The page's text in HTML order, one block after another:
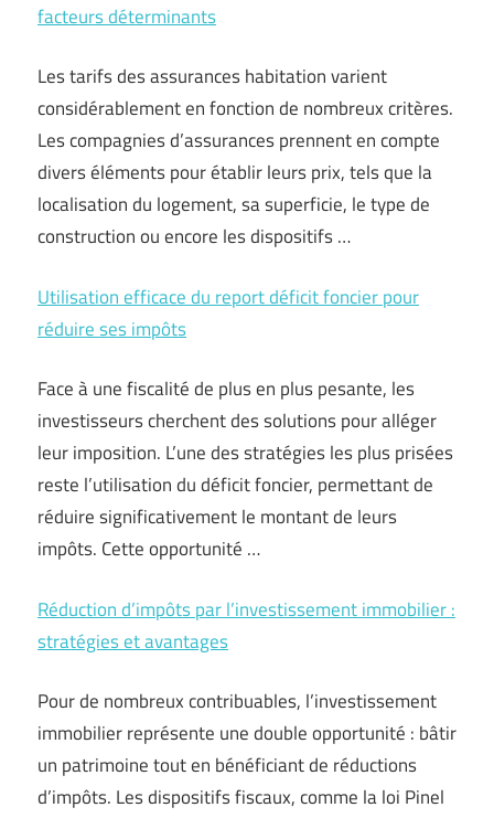
facteurs déterminants
Les tarifs des assurances habitation varient
considérablement en fonction de nombreux critères.
Les compagnies d’assurances prennent en compte
divers éléments pour établir leurs prix, tels que la
localisation du logement, sa superficie, le type de
construction ou encore les dispositifs …
Utilisation efficace du report déficit foncier pour
réduire ses impôts
Face à une fiscalité de plus en plus pesante, les
investisseurs cherchent des solutions pour alléger
leur imposition. L’une des stratégies les plus prisées
reste l’utilisation du déficit foncier, permettant de
réduire significativement le montant de leurs
impôts. Cette opportunité …
Réduction d’impôts par l’investissement immobilier :
stratégies et avantages
Pour de nombreux contribuables, l’investissement
immobilier représente une double opportunité : bâtir
un patrimoine tout en bénéficiant de réductions
d’impôts. Les dispositifs fiscaux, comme la loi Pinel